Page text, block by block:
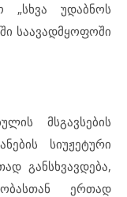
„სხვა უდაბნოს
საავადმყოფოში
მსგავსების
სიუჟეტური
განსხვავდება,
ერთად